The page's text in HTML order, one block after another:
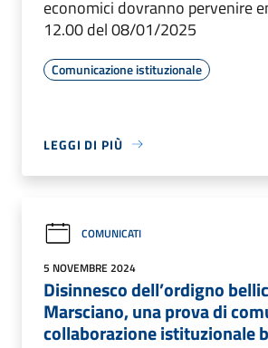
economici dovranno pervenire
12.00 del 08/01/2025
Comunicazione istituzionale
LEGGI DI PIÙ
COMUNICATI
5 NOVEMBRE 2024
Disinnesco dell’ordigno
Marsciano, una prova di
collaborazione istituzionale